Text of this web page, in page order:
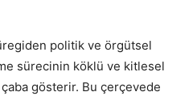
politik ve örgütsel
sürecinin köklü ve kitlesel
gösterir. Bu çerçevede